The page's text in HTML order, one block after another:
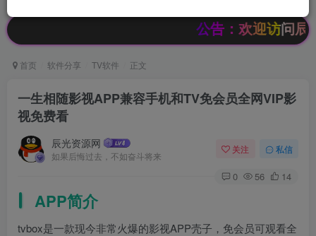
公告：欢迎访问辰光资源网，本站
首页 软件分享 TV软件 正文
一生相随影视APP兼容手机和TV免会员全网VIP影
视免费看
辰光资源网
如果后悔过去，不如奋斗将来
关注 私信
0 56 14
APP简介
tvbox是一款现今非常火爆的影视APP壳子，免会员可观看全